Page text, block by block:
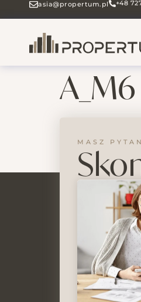
asia@propertum.pl +48
A_M6
MASZ